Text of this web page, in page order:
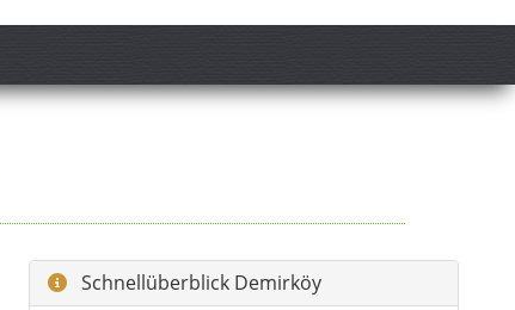
Profil:Wald- und Küstenlandkreis zwischen
Stärken:Longoz-Wälder, Seenlandschaft,
Ideal für:Naturfans, Familien, Wanderer,
Ruhesuchende.